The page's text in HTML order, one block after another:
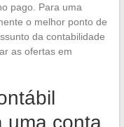
pago. Para uma
o melhor ponto de
da contabilidade
as ofertas em
uma conta